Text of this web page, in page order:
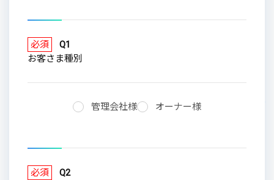
必須
Q1
お客さま種別
管理会社様 オーナー様
必須
Q2